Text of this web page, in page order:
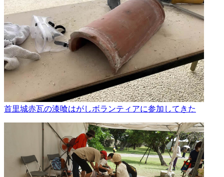
首里城赤瓦の漆喰はがしボランティアに参加してきた